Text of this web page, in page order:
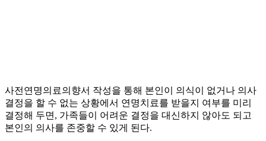
사전연명의료의향서 작성을 통해 본인이 의식이 없거나 의사
결정을 할 수 없는 상황에서 연명치료를 받을지 여부를 미리
결정해 두면, 가족들이 어려운 결정을 대신하지 않아도 되고
본인의 의사를 존중할 수 있게 된다.